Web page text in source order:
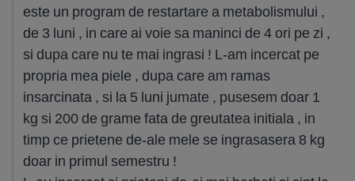
este un program de restartare a metabolismului ,
de 3 luni , in care ai voie sa maninci de 4 ori pe zi ,
si dupa care nu te mai ingrasi ! L-am incercat pe
propria mea piele , dupa care am ramas
insarcinata , si la 5 luni jumate , pusesem doar 1
kg si 200 de grame fata de greutatea initiala , in
timp ce prietene de-ale mele se ingrasasera 8 kg
doar in primul semestru !